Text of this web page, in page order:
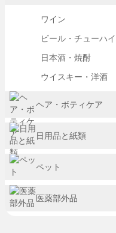
ワイン
ビール・チューハイ
日本酒・焼酎
ウイスキー・洋酒
ヘア・ボティケア
日用品と紙類
ペット
医薬部外品